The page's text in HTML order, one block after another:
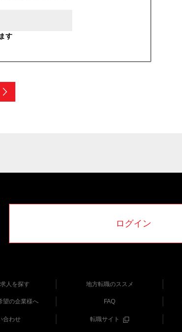
す
ログイン
人を探す 地方転職のススメ
望の企業様へ FAQ
合わせ 転職サイト